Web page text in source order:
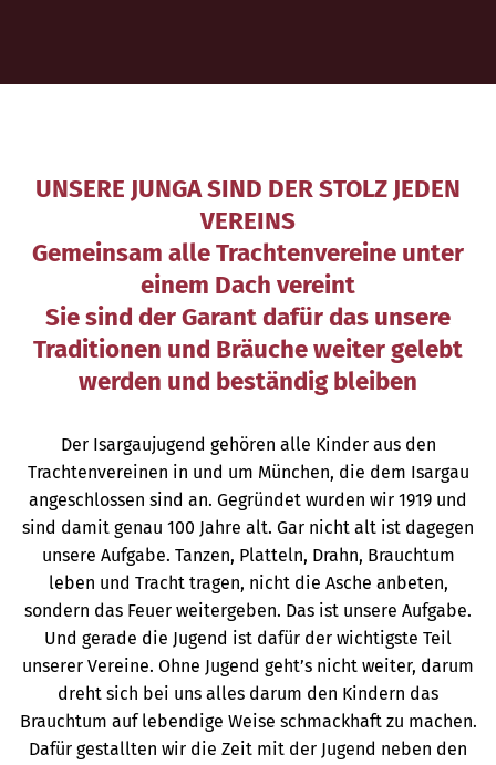
UNSERE JUNGA SIND DER STOLZ JEDEN
VEREINS
Gemeinsam alle Trachtenvereine unter
einem Dach vereint
Sie sind der Garant dafür das unsere
Traditionen und Bräuche weiter gelebt
werden und beständig bleiben
Der Isargaujugend gehören alle Kinder aus den
Trachtenvereinen in und um München, die dem Isargau
angeschlossen sind an. Gegründet wurden wir 1919 und
sind damit genau 100 Jahre alt. Gar nicht alt ist dagegen
unsere Aufgabe. Tanzen, Platteln, Drahn, Brauchtum
leben und Tracht tragen, nicht die Asche anbeten,
sondern das Feuer weitergeben. Das ist unsere Aufgabe.
Und gerade die Jugend ist dafür der wichtigste Teil
unserer Vereine. Ohne Jugend geht’s nicht weiter, darum
dreht sich bei uns alles darum den Kindern das
Brauchtum auf lebendige Weise schmackhaft zu machen.
Dafür gestallten wir die Zeit mit der Jugend neben den